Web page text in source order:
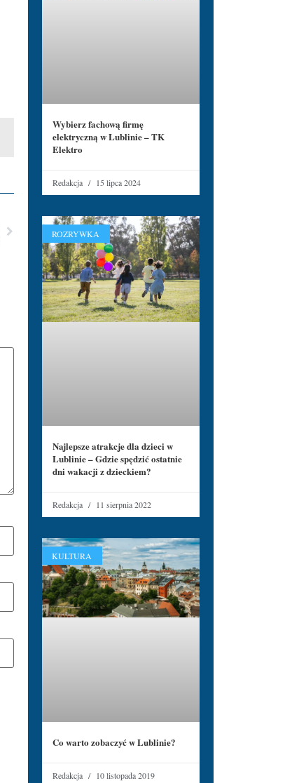
Wybierz fachową firmę
elektryczną w Lublinie – TK
Elektro
Redakcja 15 lipca 2024
ROZRYWKA
Najlepsze atrakcje dla dzieci w
Lublinie – Gdzie spędzić ostatnie
dni wakacji z dzieckiem?
Redakcja 11 sierpnia 2022
KULTURA
Co warto zobaczyć w Lublinie?
Redakcja 10 listopada 2019